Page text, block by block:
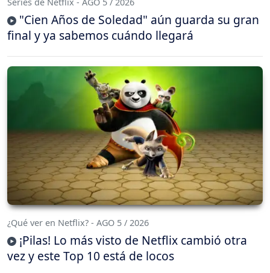
"Cien Años de Soledad" aún guarda su gran
final y ya sabemos cuándo llegará
¿Qué ver en Netflix? - AGO 5 / 2026
¡Pilas! Lo más visto de Netflix cambió otra
vez y este Top 10 está de locos